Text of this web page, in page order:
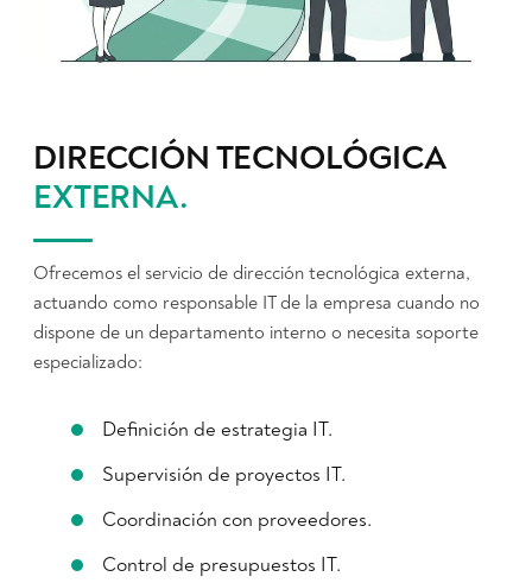
DIRECCIÓN TECNOLÓGICA
EXTERNA.
Ofrecemos el servicio de dirección tecnológica externa,
actuando como responsable IT de la empresa cuando no
dispone de un departamento interno o necesita soporte
especializado:
Definición de estrategia IT.
Supervisión de proyectos IT.
Coordinación con proveedores.
Control de presupuestos IT.